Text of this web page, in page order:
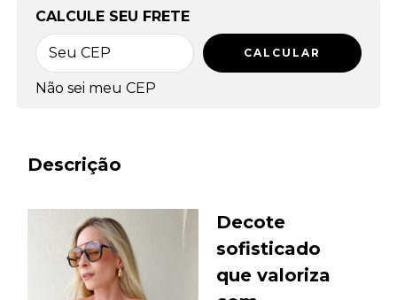
OPÇÕES DE FRETE
CALCULE SEU FRETE
CALCULAR
Não sei meu CEP
Descrição
Decote
sofisticado
que valoriza